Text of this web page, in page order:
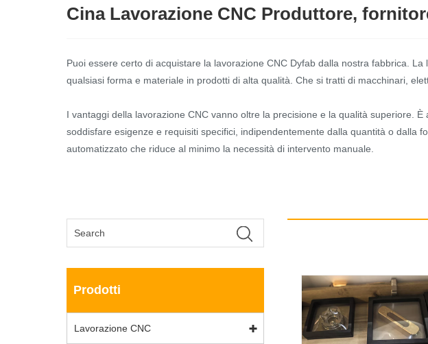
Cina Lavorazione CNC Produttore,
Puoi essere certo di acquistare la lavorazione CNC Dyfab dalla nostra fabbrica.
qualsiasi forma e materiale in prodotti di alta qualità. Che si tratti di macchinari,
I vantaggi della lavorazione CNC vanno oltre la precisione e la qualità superiore.
soddisfare esigenze e requisiti specifici, indipendentemente dalla quantità o
automatizzato che riduce al minimo la necessità di intervento manuale.
Prodotti
Lavorazione CNC